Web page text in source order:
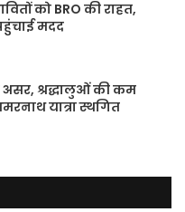
को BRO की राहत,
मदद
श्रद्धालुओं की कम
यात्रा स्थगित